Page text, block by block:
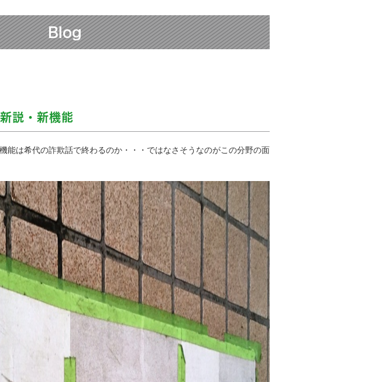
Blog
説・新機能
能は希代の詐欺話で終わるのか・・・ではなさそうなのがこの分野の面